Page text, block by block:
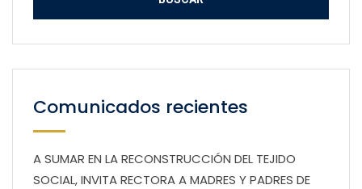
Comunicados recientes
A SUMAR EN LA RECONSTRUCCIÓN DEL TEJIDO
SOCIAL, INVITA RECTORA A MADRES Y PADRES DE